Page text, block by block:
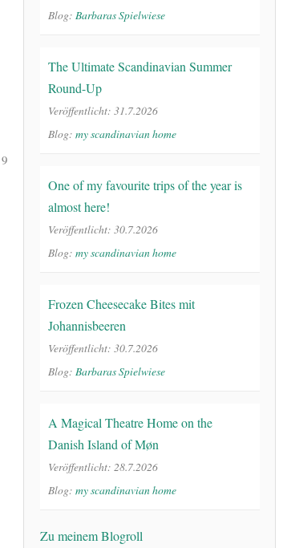
9
Blog: Barbaras Spielwiese
The Ultimate Scandinavian Summer
Round-Up
Veröffentlicht: 31.7.2026
Blog: my scandinavian home
One of my favourite trips of the year is
almost here!
Veröffentlicht: 30.7.2026
Blog: my scandinavian home
Frozen Cheesecake Bites mit
Johannisbeeren
Veröffentlicht: 30.7.2026
Blog: Barbaras Spielwiese
A Magical Theatre Home on the
Danish Island of Møn
Veröffentlicht: 28.7.2026
Blog: my scandinavian home
Zu meinem Blogroll